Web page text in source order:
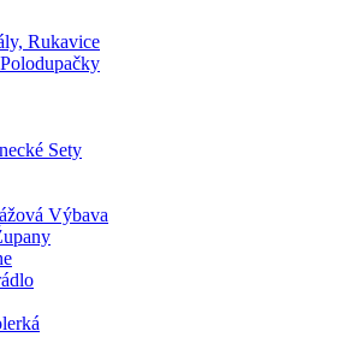
Rukavice
Sety
Výbava